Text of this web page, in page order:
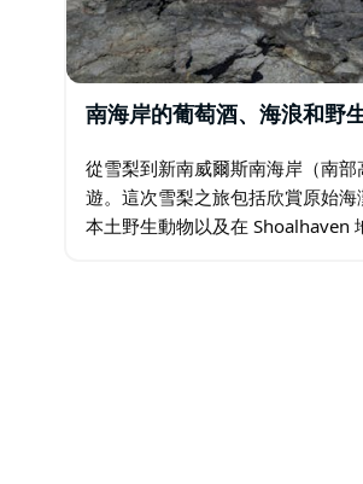
南海岸的葡萄酒、海浪和野
從雪梨到新南威爾斯南海岸（南部
遊。這次雪梨之旅包括欣賞原始
本土野生動物以及在 Shoalhaven